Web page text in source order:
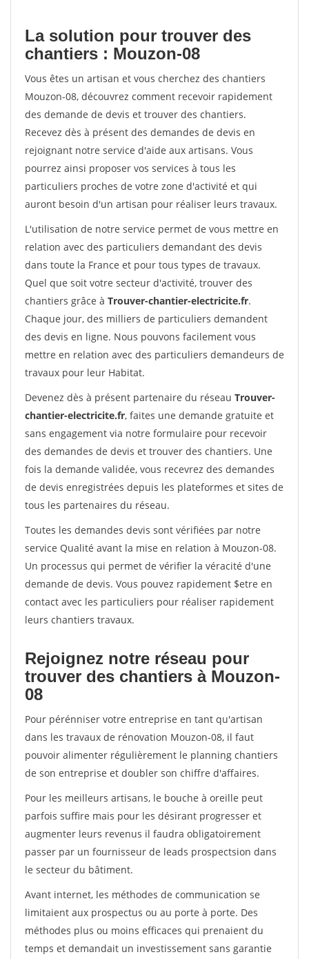
La solution pour trouver des
chantiers : Mouzon-08
Vous êtes un artisan et vous cherchez des chantiers
Mouzon-08, découvrez comment recevoir rapidement
des demande de devis et trouver des chantiers.
Recevez dès à présent des demandes de devis en
rejoignant notre service d'aide aux artisans. Vous
pourrez ainsi proposer vos services à tous les
particuliers proches de votre zone d'activité et qui
auront besoin d'un artisan pour réaliser leurs travaux.
L'utilisation de notre service permet de vous mettre en
relation avec des particuliers demandant des devis
dans toute la France et pour tous types de travaux.
Quel que soit votre secteur d'activité, trouver des
chantiers grâce à Trouver-chantier-electricite.fr.
Chaque jour, des milliers de particuliers demandent
des devis en ligne. Nous pouvons facilement vous
mettre en relation avec des particuliers demandeurs de
travaux pour leur Habitat.
Devenez dès à présent partenaire du réseau Trouver-
chantier-electricite.fr, faites une demande gratuite et
sans engagement via notre formulaire pour recevoir
des demandes de devis et trouver des chantiers. Une
fois la demande validée, vous recevrez des demandes
de devis enregistrées depuis les plateformes et sites de
tous les partenaires du réseau.
Toutes les demandes devis sont vérifiées par notre
service Qualité avant la mise en relation à Mouzon-08.
Un processus qui permet de vérifier la véracité d'une
demande de devis. Vous pouvez rapidement $etre en
contact avec les particuliers pour réaliser rapidement
leurs chantiers travaux.
Rejoignez notre réseau pour
trouver des chantiers à Mouzon-
08
Pour pérénniser votre entreprise en tant qu'artisan
dans les travaux de rénovation Mouzon-08, il faut
pouvoir alimenter régulièrement le planning chantiers
de son entreprise et doubler son chiffre d'affaires.
Pour les meilleurs artisans, le bouche à oreille peut
parfois suffire mais pour les désirant progresser et
augmenter leurs revenus il faudra obligatoirement
passer par un fournisseur de leads prospectsion dans
le secteur du bâtiment.
Avant internet, les méthodes de communication se
limitaient aux prospectus ou au porte à porte. Des
méthodes plus ou moins efficaces qui prenaient du
temps et demandait un investissement sans garantie